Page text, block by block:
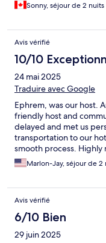
Sonny, séjour de 2 nuits
Avis vérifié
10/10
24 mai 2025
Traduire avec Google
Ephrem, was our host.
friendly host and
delayed and met us
transportation to our
smooth process. Highly
Marlon-Jay, séjour de 2
Avis vérifié
6/10 Bien
29 juin 2025